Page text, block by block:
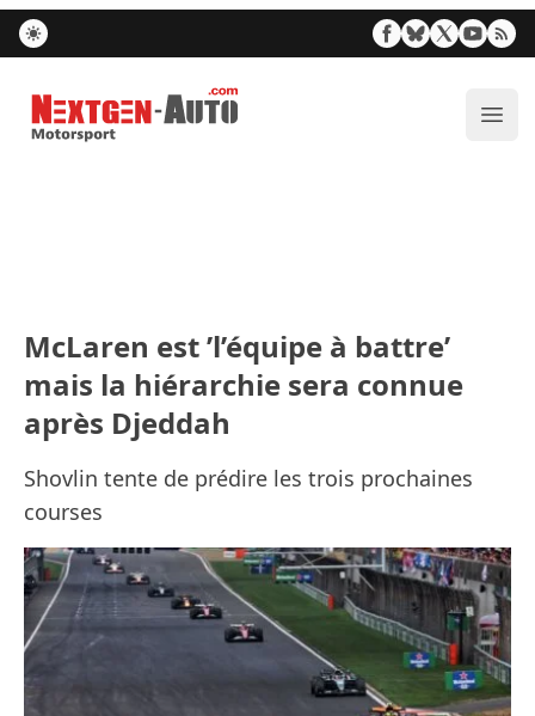
Nextgen-Auto.com
McLaren est ’l’équipe à battre’
mais la hiérarchie sera connue
après Djeddah
Shovlin tente de prédire les trois prochaines
courses